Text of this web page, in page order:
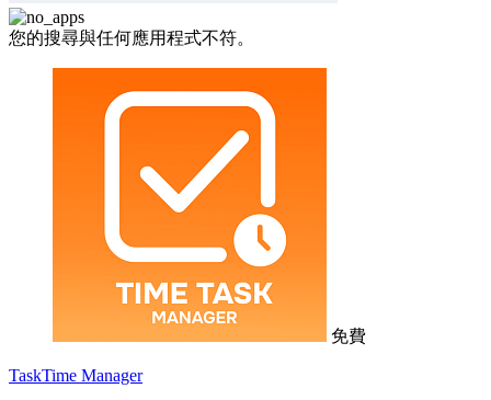
您的搜尋與任何應用程式不符。
免費
TaskTime Manager